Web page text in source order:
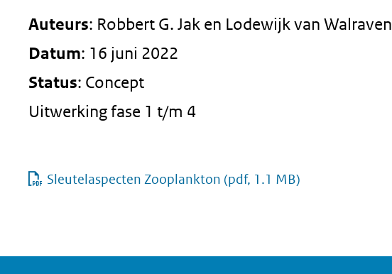
Auteurs: Robbert G. Jak en Lodewijk van Walraven
Datum: 16 juni 2022
Status: Concept
Uitwerking fase 1 t/m 4
Sleutelaspecten Zooplankton (pdf, 1.1 MB)